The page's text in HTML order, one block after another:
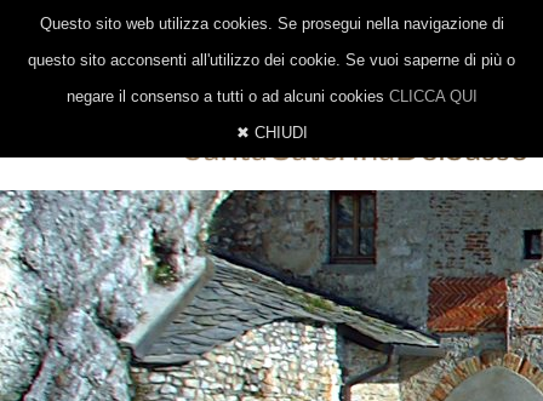
0332 647014 | 328 8377206 |
INFO@EREMOSANTACATERINA.IT
ITALIANO
INGLESE TEDESCO
Questo sito web utilizza cookies. Se prosegui nella navigazione di
questo sito acconsenti all'utilizzo dei cookie. Se vuoi saperne di più o
negare il consenso a tutti o ad alcuni cookies CLICCA QUI
✖ CHIUDI